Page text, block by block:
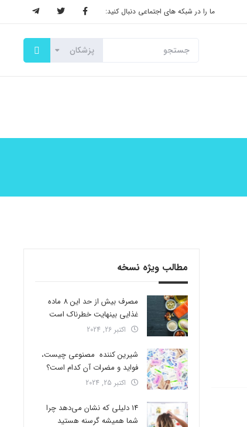
ما را در شبکه های اجتماعی دنبال کنید:
مطالب ویژه نسخه
مصرف بیش از حد این 8 ماده
غذایی بینهایت خطرناک است
اکتبر 26, 2024
شیرین کننده مصنوعی چیست،
فواید و مضرات آن کدام است؟
اکتبر 25, 2024
14 دلیلی که نشان می‌دهد چرا
شما همیشه گرسنه هستید